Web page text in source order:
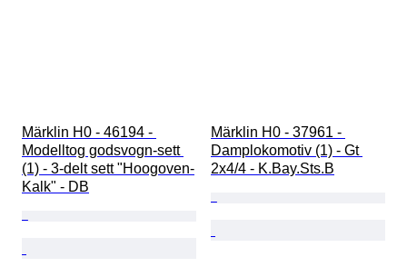
Märklin H0 - 46194 -
Modelltog godsvogn-sett
(1) - 3-delt sett "Hoogoven-
Kalk" - DB
Märklin H0 - 37961 -
Damplokomotiv (1) - Gt
2x4/4 - K.Bay.Sts.B